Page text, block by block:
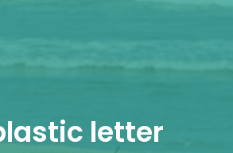
LETTER letter